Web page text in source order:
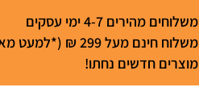
משלוחים מהירים 4-7 ימי עסקים
משלוח חינם מעל 299 ₪ (*למעט מאכלים ומוצרים רגישים)
מוצרים חדשים נחתו!